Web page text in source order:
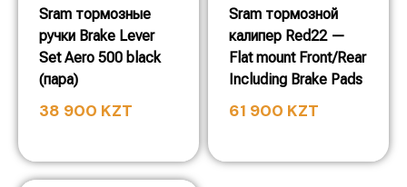
Sram тормозные
ручки Brake Lever
Set Aero 500 black
(пара)
38 900 KZT
Sram тормозной
калипер Red22 —
Flat mount Front/Rear
Including Brake Pads
61 900 KZT